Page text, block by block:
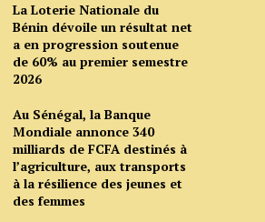
La Loterie Nationale du
Bénin dévoile un résultat net
a en progression soutenue
de 60% au premier semestre
2026
Au Sénégal, la Banque
Mondiale annonce 340
milliards de FCFA destinés à
l’agriculture, aux transports
à la résilience des jeunes et
des femmes